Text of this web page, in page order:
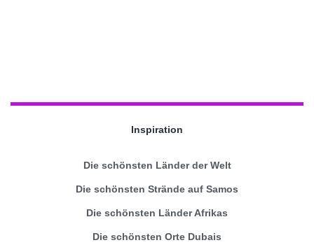
Inspiration
Die schönsten Länder der Welt
Die schönsten Strände auf Samos
Die schönsten Länder Afrikas
Die schönsten Orte Dubais